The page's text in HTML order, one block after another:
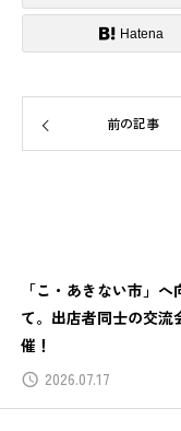
Hatena
前の記事
「こ・あきない市」へ
て。出店者同士の交流
催！
2026.07.17